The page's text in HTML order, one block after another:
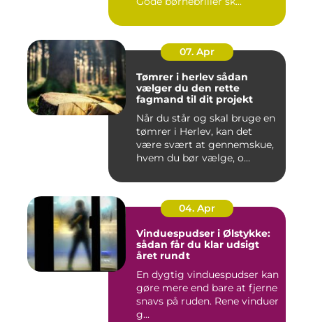
07. Apr
Tømrer i herlev sådan
vælger du den rette
fagmand til dit projekt
Når du står og skal bruge en
tømrer i Herlev, kan det
være svært at gennemskue,
hvem du bør vælge, o...
04. Apr
Vinduespudser i Ølstykke:
sådan får du klar udsigt
året rundt
En dygtig vinduespudser kan
gøre mere end bare at fjerne
snavs på ruden. Rene vinduer
g...